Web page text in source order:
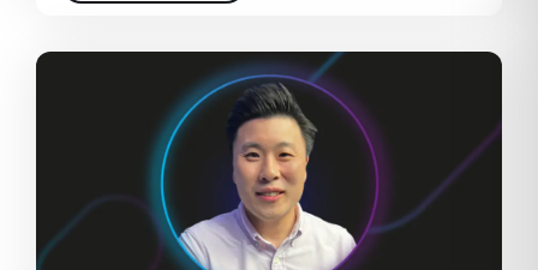
MARCAS
MARKETING
MARKETING B2B
MARKETING DIGITAL